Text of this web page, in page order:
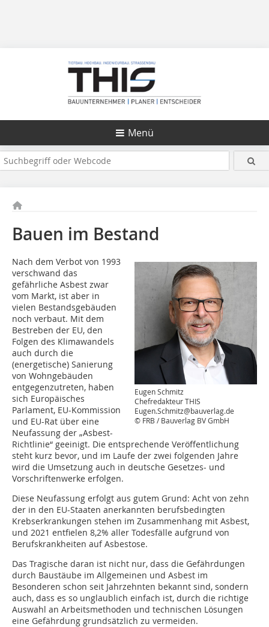
Menü
Bauen im Bestand
Eugen Schmitz
Chefredakteur THIS
Eugen.Schmitz@bauverlag.de
© FRB / Bauverlag BV GmbH
Nach dem Verbot von 1993
verschwand das
gefährliche Asbest zwar
vom Markt, ist aber in
vielen Bestandsgebäuden
noch verbaut. Mit dem
Bestreben der EU, den
Folgen des Klimawandels
auch durch die
(energetische) Sanierung
von Wohngebäuden
entgegenzutreten, haben
sich Europäisches
Parlament, EU-Kommission
und EU-Rat über eine
Neufassung der „Asbest-
Richtlinie“ geeinigt. Die entsprechende Veröffentlichung
steht kurz bevor, und im Laufe der zwei folgenden Jahre
wird die Umsetzung auch in deutsche Gesetzes- und
Vorschriftenwerke erfolgen.
Diese Neufassung erfolgt aus gutem Grund: Acht von zehn
der in den EU-Staaten anerkannten berufsbedingten
Krebserkrankungen stehen im Zusammenhang mit Asbest,
und 2021 entfielen 8,2% aller Todesfälle aufgrund von
Berufskrankheiten auf Asbestose.
Das Tragische daran ist nicht nur, dass die Gefährdungen
durch Baustäube im Allgemeinen und Asbest im
Besonderen schon seit Jahrzehnten bekannt sind, sondern
auch, dass es so unglaublich einfach ist, durch die richtige
Auswahl an Arbeitsmethoden und technischen Lösungen
eine Gefährdung grundsätzlich zu vermeiden.